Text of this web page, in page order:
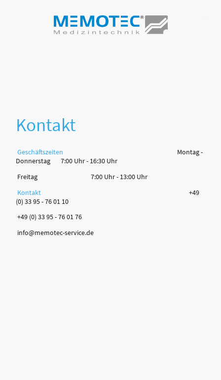
Kontakt
Geschäftszeiten
Montag -
Donnerstag 7:00 Uhr - 16:30 Uhr
Freitag 7:00 Uhr - 13:00 Uhr
Kontakt
+49
(0) 33 95 - 76 01 10
+49 (0) 33 95 - 76 01 76
info@memotec-service.de